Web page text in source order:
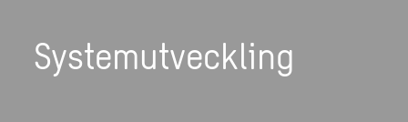
Systemutveckling